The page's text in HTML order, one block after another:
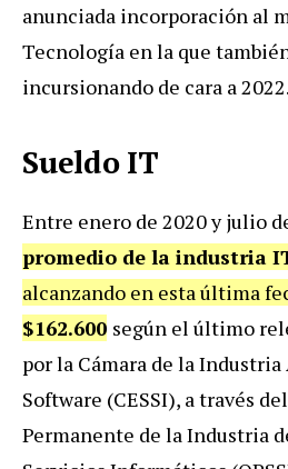
anunciada incorporación al
Tecnología en la que
incursionando de cara a 2022.
Sueldo IT
Entre enero de 2020 y julio
promedio de la industria
alcanzando en esta última
$162.600 según el último
por la Cámara de la
Software (CESSI), a través
Permanente de la Industria